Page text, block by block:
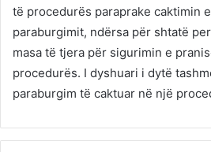
të procedurës paraprake caktimin
paraburgimit, ndërsa për shtatë
masa të tjera për sigurimin e
procedurës. I dyshuari i dytë
paraburgim të caktuar në një